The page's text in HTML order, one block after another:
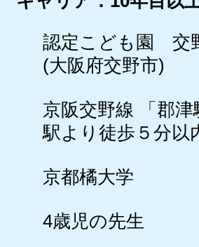
認定こども園 交
(大阪府交野市)
京阪交野線 「郡津
駅より徒歩５分以
京都橘大学
4歳児の先生